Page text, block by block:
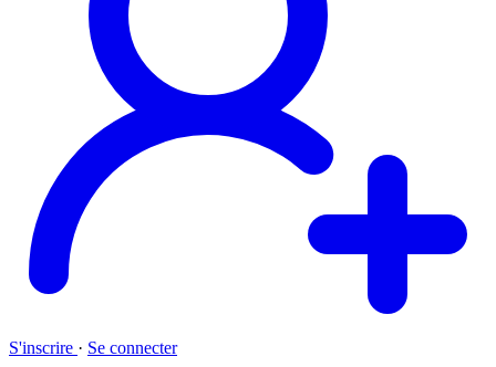
S'inscrire · Se connecter